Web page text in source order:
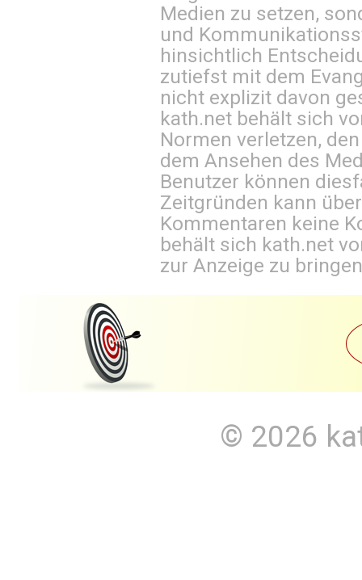
Medien zu setzen,
und
hinsichtlich
zutiefst mit dem
nicht explizit davon
kath.net behält sich
Normen verletzen,
dem Ansehen des
Benutzer können
Zeitgründen kann
Kommentaren keine
behält sich kath.net
zur Anzeige zu
© 2026